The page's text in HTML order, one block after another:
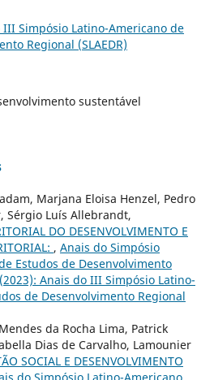
Simpósio Latino-Americano de
Regional (SLAEDR)
sustentável
Marjana Eloisa Henzel, Pedro
Sérgio Luís Allebrandt,
DO DESENVOLVIMENTO E
, Anais do Simpósio
Estudos de Desenvolvimento
Anais do III Simpósio Latino-
de Desenvolvimento Regional
da Rocha Lima, Patrick
Dias de Carvalho, Lamounier
SOCIAL E DESENVOLVIMENTO